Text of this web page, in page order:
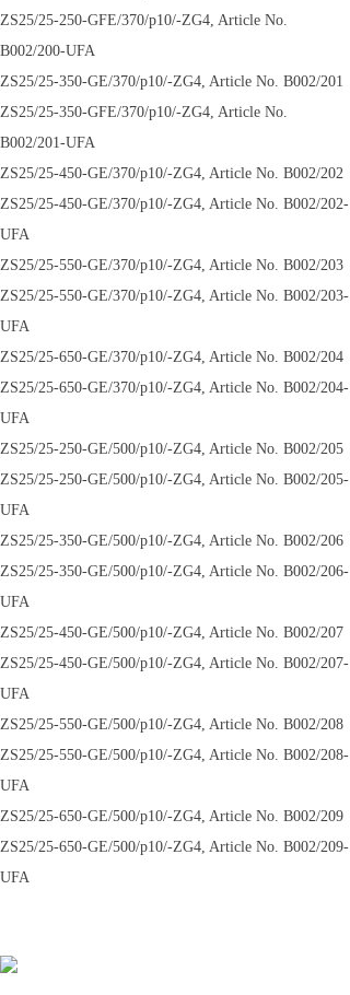
ZS25/25-250-GFE/370/p10/-ZG4, Article No.
B002/200-UFA
ZS25/25-350-GE/370/p10/-ZG4, Article No. B002/201
ZS25/25-350-GFE/370/p10/-ZG4, Article No.
B002/201-UFA
ZS25/25-450-GE/370/p10/-ZG4, Article No. B002/202
ZS25/25-450-GE/370/p10/-ZG4, Article No. B002/202-
UFA
ZS25/25-550-GE/370/p10/-ZG4, Article No. B002/203
ZS25/25-550-GE/370/p10/-ZG4, Article No. B002/203-
UFA
ZS25/25-650-GE/370/p10/-ZG4, Article No. B002/204
ZS25/25-650-GE/370/p10/-ZG4, Article No. B002/204-
UFA
ZS25/25-250-GE/500/p10/-ZG4, Article No. B002/205
ZS25/25-250-GE/500/p10/-ZG4, Article No. B002/205-
UFA
ZS25/25-350-GE/500/p10/-ZG4, Article No. B002/206
ZS25/25-350-GE/500/p10/-ZG4, Article No. B002/206-
UFA
ZS25/25-450-GE/500/p10/-ZG4, Article No. B002/207
ZS25/25-450-GE/500/p10/-ZG4, Article No. B002/207-
UFA
ZS25/25-550-GE/500/p10/-ZG4, Article No. B002/208
ZS25/25-550-GE/500/p10/-ZG4, Article No. B002/208-
UFA
ZS25/25-650-GE/500/p10/-ZG4, Article No. B002/209
ZS25/25-650-GE/500/p10/-ZG4, Article No. B002/209-
UFA